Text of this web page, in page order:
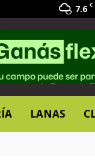
7.6 C
LANAS